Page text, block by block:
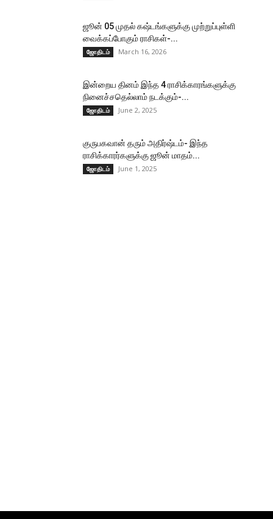
ஜூன் 05 முதல் கஷ்டங்களுக்கு முற்றுப்புள்ளி
வைக்கப்போகும் ராசிகள்-...
ஜோதிடம் March 16, 2026
இன்றைய தினம் இந்த 4 ராசிக்காரங்களுக்கு
நினைச்சதெல்லாம் நடக்கும்-...
ஜோதிடம் June 2, 2025
குருபகவான் தரும் அதிர்ஷ்டம்- இந்த
ராசிக்காரர்களுக்கு ஜூன் மாதம்...
ஜோதிடம் June 1, 2025